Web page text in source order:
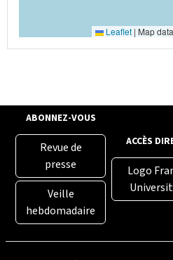
Leaflet | Map
ABONNEZ-VOUS
Revue de
presse
Veille
hebdomadaire
ACCÈS
Logo